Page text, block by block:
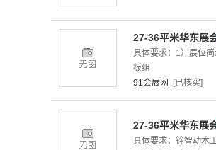
27-36平米华东展
具体要求：1）展位
板组
91会展网 [已核实]
27-36平米华东展
具体要求：铨智动木